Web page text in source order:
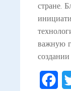
стране.
важную